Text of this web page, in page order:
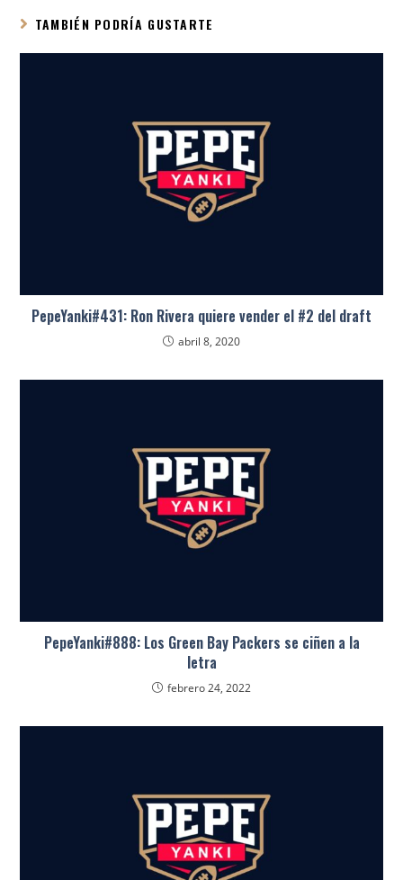
TAMBIÉN PODRÍA GUSTARTE
PepeYanki#431: Ron Rivera quiere vender el #2 del draft
abril 8, 2020
PepeYanki#888: Los Green Bay Packers se ciñen a la
letra
febrero 24, 2022